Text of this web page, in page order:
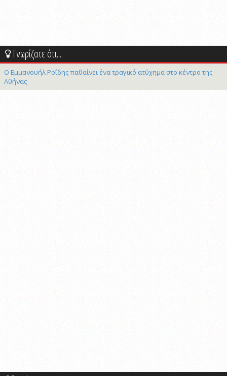
Γνωρίζατε ότι...
Ο Εμμανουήλ Ροΐδης παθαίνει ένα τραγικό ατύχημα στο κέντρο της
Αθήνας